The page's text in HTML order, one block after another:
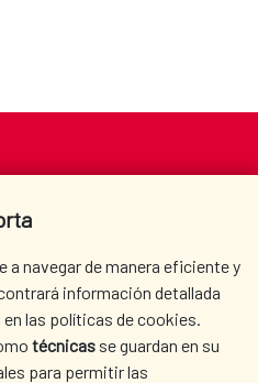
a navegar de manera eficiente y
información detallada
las políticas de cookies.
técnicas se guardan en su
para permitir las
WHERE DO WE COOPERATE?
PRESS ROOM